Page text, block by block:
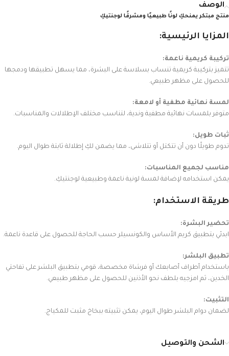
الوصف
منتج مبتكر يمنحكِ لونًا طبيعيًا ومشرقًا لوجنتيكِ
المزايا الرئيسية:
تركيبة كريمية ناعمة:
تتميز بتركيبة كريمية تنساب بسلاسة على البشرة، مما يسهل تطبيقها ودمجها
للحصول على مظهر طبيعي.
لمسة نهائية مطفية أو لامعة:
متوفر بلمسات نهائية مطفية وندية، لتناسب مختلف الإطلالات والمناسبات.
ثبات طويل:
تدوم طويلًا دون أن تتكتل أو تتلاشى، مما يضمن لكِ إطلالة ثابتة طوال اليوم.
مناسب لجميع المناسبات:
يمكن استخدامه لإضافة لمسة لونية ناعمة وطبيعية لوجنتيكِ.
طريقة الاستخدام:
تحضير البشرة:
ابدئي بتطبيق كريم الأساس والكونسيلر حسب الحاجة للحصول على قاعدة ناعمة.
تطبيق البلشر:
باستخدام أطراف أصابعك أو فرشاة مخصصة، قومي بتطبيق البلشر على تفاحتي
الخدين، ثم امزجيه بلطف نحو الأذنين للحصول على مظهر طبيعي.
التثبيت:
لضمان دوام البلشر طوال اليوم، يمكن تثبيته ببخاخ مثبت للمكياج.
الشحن والتوصيل